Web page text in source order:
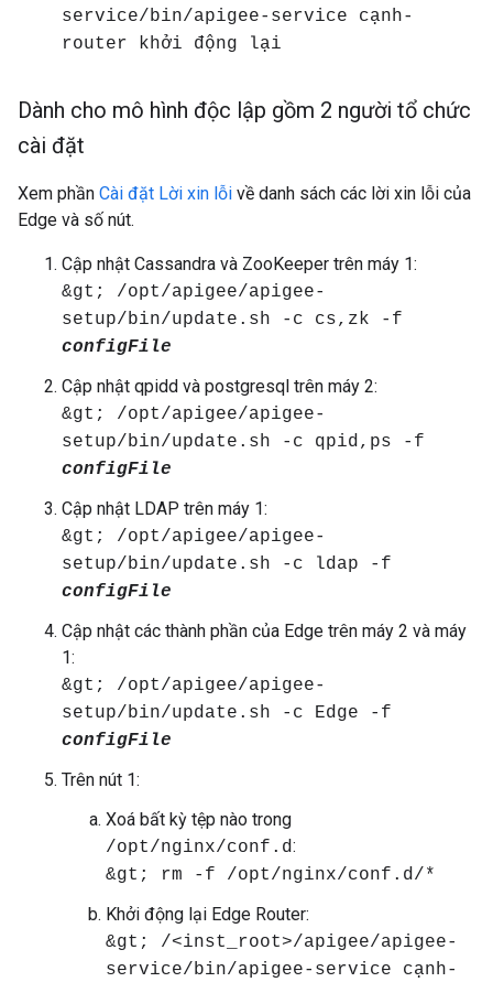
service/bin/apigee-service cạnh-
router khởi động lại
Dành cho mô hình độc lập gồm 2 người tổ chức
cài đặt
Xem phần Cài đặt Lời xin lỗi về danh sách các lời xin lỗi của
Edge và số nút.
Cập nhật Cassandra và ZooKeeper trên máy 1:
&gt; /opt/apigee/apigee-
setup/bin/update.sh -c cs,zk -f
configFile
Cập nhật qpidd và postgresql trên máy 2:
&gt; /opt/apigee/apigee-
setup/bin/update.sh -c qpid,ps -f
configFile
Cập nhật LDAP trên máy 1:
&gt; /opt/apigee/apigee-
setup/bin/update.sh -c ldap -f
configFile
Cập nhật các thành phần của Edge trên máy 2 và máy
1:
&gt; /opt/apigee/apigee-
setup/bin/update.sh -c Edge -f
configFile
Trên nút 1:
Xoá bất kỳ tệp nào trong
/opt/nginx/conf.d:
&gt; rm -f /opt/nginx/conf.d/*
Khởi động lại Edge Router:
&gt; /<inst_root>/apigee/apigee-
service/bin/apigee-service cạnh-